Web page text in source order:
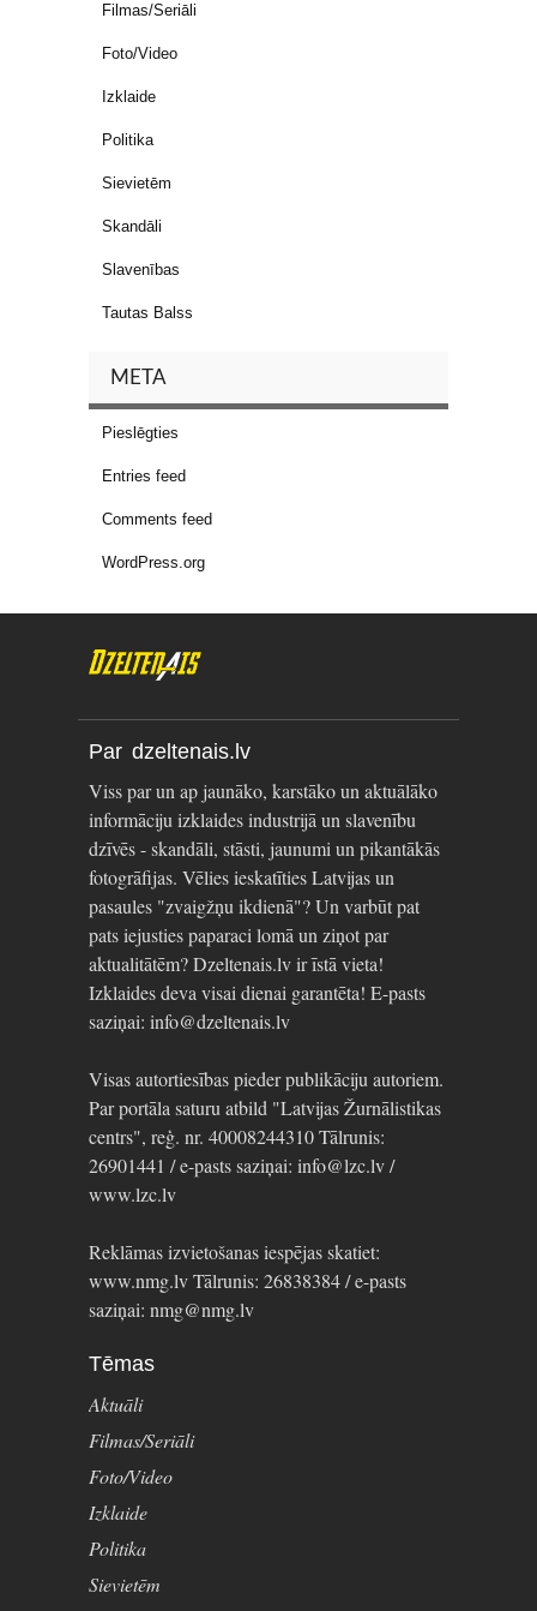
Filmas/Seriāli
Foto/Video
Izklaide
Politika
Sievietēm
Skandāli
Slavenības
Tautas Balss
META
Pieslēgties
Entries feed
Comments feed
WordPress.org
Par dzeltenais.lv
Viss par un ap jaunāko, karstāko un aktuālāko
informāciju izklaides industrijā un slavenību
dzīvēs - skandāli, stāsti, jaunumi un pikantākās
fotogrāfijas. Vēlies ieskatīties Latvijas un
pasaules "zvaigžņu ikdienā"? Un varbūt pat
pats iejusties paparaci lomā un ziņot par
aktualitātēm? Dzeltenais.lv ir īstā vieta!
Izklaides deva visai dienai garantēta! E-pasts
saziņai: info@dzeltenais.lv
Visas autortiesības pieder publikāciju autoriem.
Par portāla saturu atbild "Latvijas Žurnālistikas
centrs", reģ. nr. 40008244310 Tālrunis:
26901441 / e-pasts saziņai: info@lzc.lv /
www.lzc.lv
Reklāmas izvietošanas iespējas skatiet:
www.nmg.lv Tālrunis: 26838384 / e-pasts
saziņai: nmg@nmg.lv
Tēmas
Aktuāli
Filmas/Seriāli
Foto/Video
Izklaide
Politika
Sievietēm